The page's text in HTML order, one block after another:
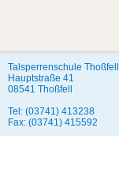
Talsperrenschule Thoßfell
Hauptstraße 41
08541 Thoßfell
Tel: (03741) 413238
Fax: (03741) 415592